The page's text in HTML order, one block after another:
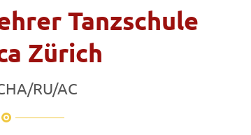
Tanzschule
Zürich
RU/AC